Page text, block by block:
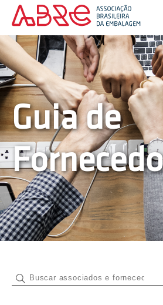
Guia de